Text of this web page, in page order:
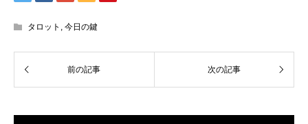
タロット , 今日の鍵